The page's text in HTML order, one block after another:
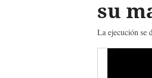
su
La ejecución se